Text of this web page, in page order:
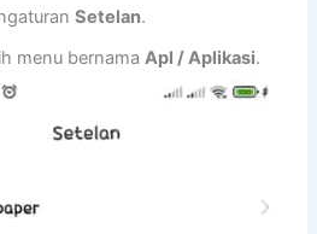
Setelan.
menu bernamaApl / Aplikasi.